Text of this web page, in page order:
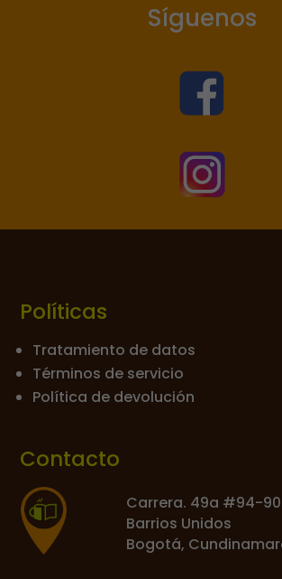
Síguenos


Políticas
Tratamiento de datos
Términos de servicio
Política de devolución
Contacto
Carrera. 49a #94-90
Barrios Unidos
Bogotá,